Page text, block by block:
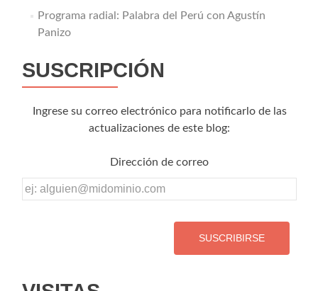
Programa radial: Palabra del Perú con Agustín
Panizo
SUSCRIPCIÓN
Ingrese su correo electrónico para notificarlo de las
actualizaciones de este blog:
Dirección de correo
Dirección
de
correo